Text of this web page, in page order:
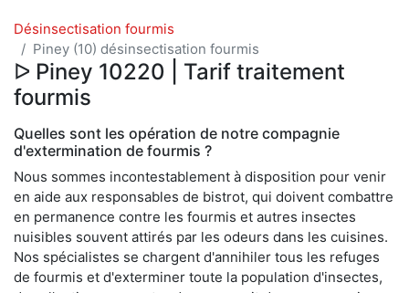
Désinsectisation fourmis
Piney (10) désinsectisation fourmis
ᐅ Piney 10220 | Tarif traitement
fourmis
Quelles sont les opération de notre compagnie
d'extermination de fourmis ?
Nous sommes incontestablement à disposition pour venir
en aide aux responsables de bistrot, qui doivent combattre
en permanence contre les fourmis et autres insectes
nuisibles souvent attirés par les odeurs dans les cuisines.
Nos spécialistes se chargent d'annihiler tous les refuges
de fourmis et d'exterminer toute la population d'insectes,